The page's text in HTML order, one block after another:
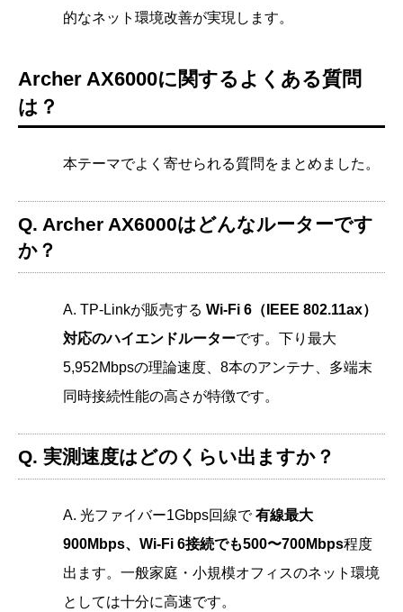
的なネット環境改善が実現します。
Archer AX6000に関するよくある質問
は？
本テーマでよく寄せられる質問をまとめました。
Q. Archer AX6000はどんなルーターです
か？
A. TP-Linkが販売する Wi-Fi 6（IEEE 802.11ax）
対応のハイエンドルーターです。下り最大
5,952Mbpsの理論速度、8本のアンテナ、多端末
同時接続性能の高さが特徴です。
Q. 実測速度はどのくらい出ますか？
A. 光ファイバー1Gbps回線で有線最大
900Mbps、Wi-Fi 6接続でも500〜700Mbps程度
出ます。一般家庭・小規模オフィスのネット環境
としては十分に高速です。